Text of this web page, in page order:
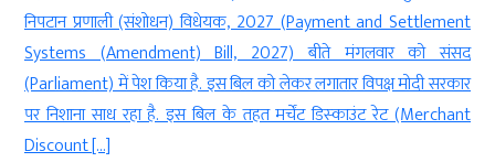
निपटान प्रणाली (संशोधन) विधेयक, 2027 (Payment and Settlement
Systems (Amendment) Bill, 2027) बीते मंगलवार को संसद
(Parliament) में पेश किया है. इस बिल को लेकर लगातार विपक्ष मोदी सरकार
पर निशाना साध रहा है. इस बिल के तहत मर्चेंट डिस्‍काउंट रेट (Merchant
Discount […]